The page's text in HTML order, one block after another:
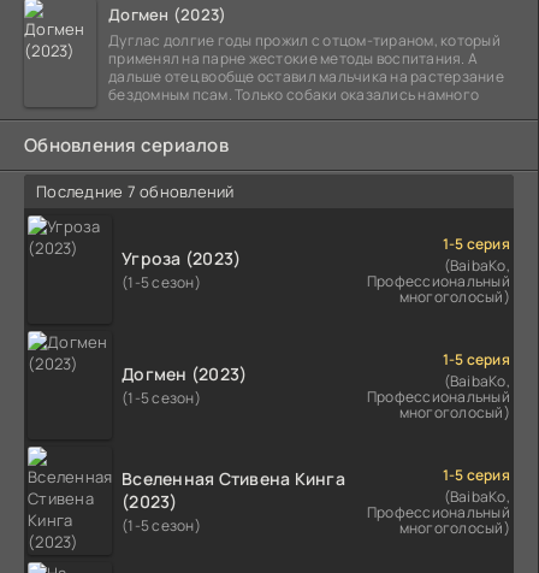
Догмен (2023)
Дуглас долгие годы прожил с отцом-тираном, который
применял на парне жестокие методы воспитания. А
дальше отец вообще оставил мальчика на растерзание
бездомным псам. Только собаки оказались намного
Обновления сериалов
Последние 7 обновлений
Угроза (2023)
(1-5 сезон)
1-5 серия
(BaibaKo,
Профессиональный
многоголосый)
Догмен (2023)
(1-5 сезон)
1-5 серия
(BaibaKo,
Профессиональный
многоголосый)
Вселенная Стивена Кинга
(2023)
(1-5 сезон)
1-5 серия
(BaibaKo,
Профессиональный
многоголосый)